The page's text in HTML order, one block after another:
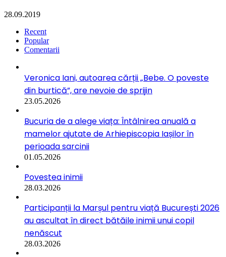
28.09.2019
Recent
Popular
Comentarii
Veronica Iani, autoarea cărții „Bebe. O poveste
din burtică”, are nevoie de sprijin
23.05.2026
Bucuria de a alege viața: Întâlnirea anuală a
mamelor ajutate de Arhiepiscopia Iașilor în
perioada sarcinii
01.05.2026
Povestea inimii
28.03.2026
Participanții la Marșul pentru viață București 2026
au ascultat în direct bătăile inimii unui copil
nenăscut
28.03.2026